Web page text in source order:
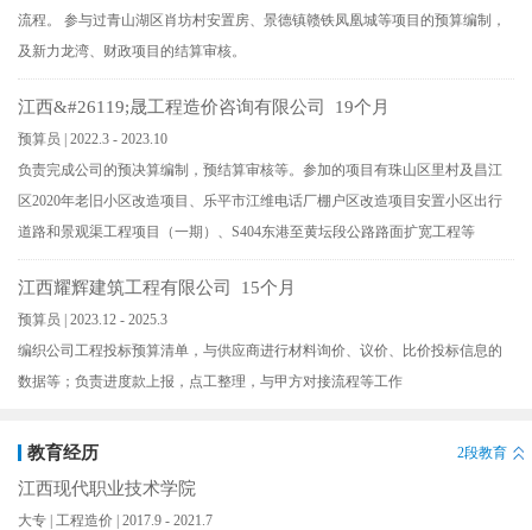
流程。 参与过青山湖区肖坊村安置房、景德镇赣铁凤凰城等项目的预算编制，
及新力龙湾、财政项目的结算审核。
江西&#26119;晟工程造价咨询有限公司 19个月
预算员 | 2022.3 - 2023.10
负责完成公司的预决算编制，预结算审核等。参加的项目有珠山区里村及昌江
区2020年老旧小区改造项目、乐平市江维电话厂棚户区改造项目安置小区出行
道路和景观渠工程项目（一期）、S404东港至黄坛段公路路面扩宽工程等
江西耀辉建筑工程有限公司 15个月
预算员 | 2023.12 - 2025.3
编织公司工程投标预算清单，与供应商进行材料询价、议价、比价投标信息的
数据等；负责进度款上报，点工整理，与甲方对接流程等工作
教育经历 2段教育
江西现代职业技术学院
大专 | 工程造价 | 2017.9 - 2021.7